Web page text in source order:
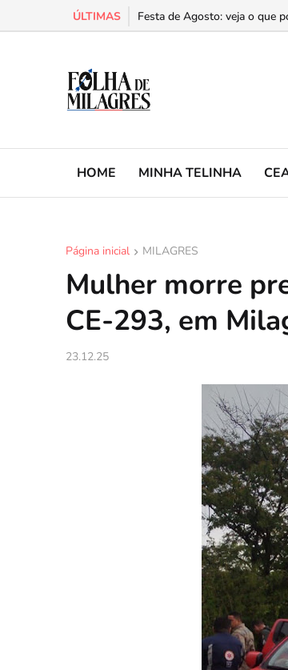
ÚLTIMAS Festa de Agosto: veja o que
Cariri é a segunda região do
HOME MINHA TELINHA
Página inicial MILAGRES
Mulher morre
CE-293, em
23.12.25